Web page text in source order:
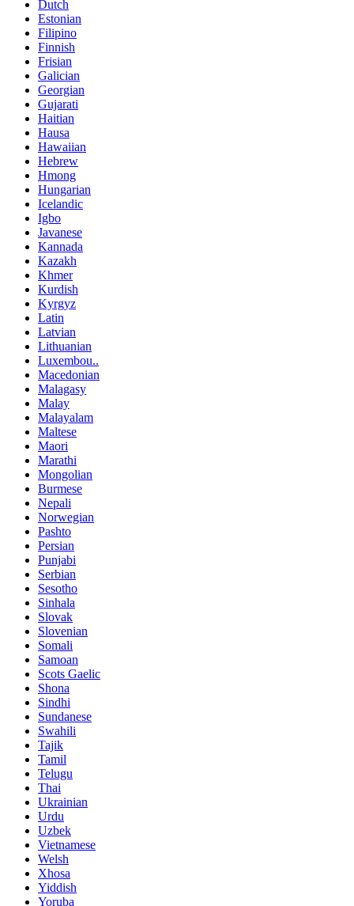
Dutch
Estonian
Filipino
Finnish
Frisian
Galician
Georgian
Gujarati
Haitian
Hausa
Hawaiian
Hebrew
Hmong
Hungarian
Icelandic
Igbo
Javanese
Kannada
Kazakh
Khmer
Kurdish
Kyrgyz
Latin
Latvian
Lithuanian
Luxembou..
Macedonian
Malagasy
Malay
Malayalam
Maltese
Maori
Marathi
Mongolian
Burmese
Nepali
Norwegian
Pashto
Persian
Punjabi
Serbian
Sesotho
Sinhala
Slovak
Slovenian
Somali
Samoan
Scots Gaelic
Shona
Sindhi
Sundanese
Swahili
Tajik
Tamil
Telugu
Thai
Ukrainian
Urdu
Uzbek
Vietnamese
Welsh
Xhosa
Yiddish
Yoruba